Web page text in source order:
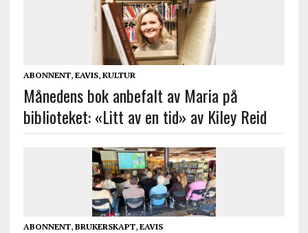
ABONNENT, EAVIS, KULTUR
Månedens bok anbefalt av Maria på
biblioteket: «Litt av en tid» av Kiley Reid
ABONNENT, BRUKERSKAPT, EAVIS